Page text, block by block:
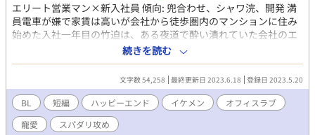
エリート営業マン×新入社員 傾向: 兜合わせ、シャワ浣、開発 満
員電車が嫌で家賃は高いが会社から徒歩圏内のマンションに住み
始めた入社一年目の竹迫は、ある夜道で酔い潰れていた会社のエ
リート先輩花邑を拾う。 仕方なくその日は家に泊めたが、以降や
たらと気に入られてしまったうえに家の位置情報が先輩の帰巣本
能にインプットされてしまい泥酔しては転がり込んでくるよう
に。 迷惑だけどお詫びにとプレゼントされる貢物で生活はどんど
ん快適になっていく。 給料の半分以上を家賃に持ってかれている
身としては助かりすぎる。 と思っていたら最近は特に酔ってもな
いのに先輩が仕事終わりに泊まりに来るようになった……。
続きを読む
文字数 54,258 最終更新日 2023.6.18 登録日 2023.5.20
BL 短編 ハッピーエンド イケメン
オフィスラブ
寵愛
スパダリ攻め